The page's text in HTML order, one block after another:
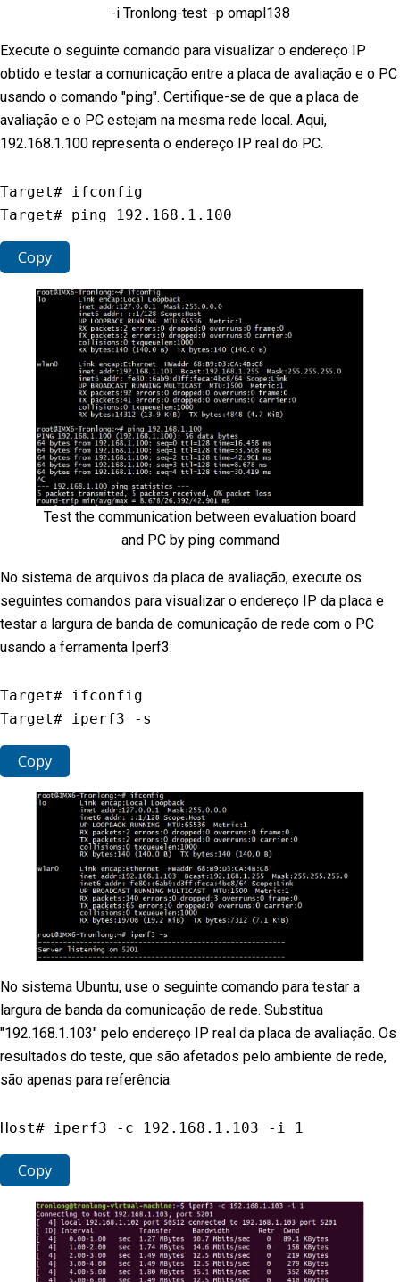
-i Tronlong-test -p omapl138
Execute o seguinte comando para visualizar o endereço IP
obtido e testar a comunicação entre a placa de avaliação e o PC
usando o comando "ping". Certifique-se de que a placa de
avaliação e o PC estejam na mesma rede local. Aqui,
192.168.1.100 representa o endereço IP real do PC.
Target# ifconfig
Target# ping
192.168 .1 .100
Copy
Test the communication between evaluation board
and PC by ping command
No sistema de arquivos da placa de avaliação, execute os
seguintes comandos para visualizar o endereço IP da placa e
testar a largura de banda de comunicação de rede com o PC
usando a ferramenta Iperf3:
Target# ifconfig
Target# iperf3
- s
Copy
No sistema Ubuntu, use o seguinte comando para testar a
largura de banda da comunicação de rede. Substitua
"192.168.1.103" pelo endereço IP real da placa de avaliação. Os
resultados do teste, que são afetados pelo ambiente de rede,
são apenas para referência.
Host# iperf3 - c 192.168 .1 .103 - i 1
Copy